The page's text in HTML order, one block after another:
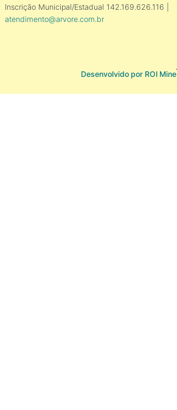
Inscrição Municipal/Estadual 142.169.626.116 |
atendimento@arvore.com.br
Desenvolvido por ROI Mine